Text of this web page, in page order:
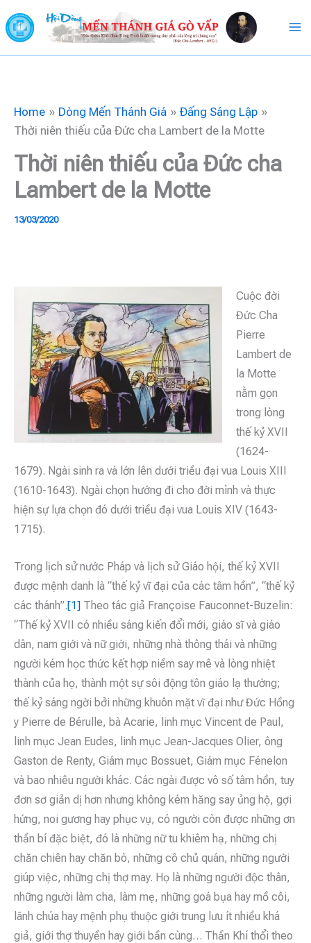
to
content
Home Dòng Mến Thánh Giá
Đấng Sáng Lập
Thời niên thiếu của Đức cha Lambert de la Motte
Thời niên thiếu của Đức cha
Lambert de la Motte
13/03/2020
Cuộc đời
Đức Cha
Pierre
Lambert de
la Motte
nằm gọn
trong lòng
thế kỷ XVII
(1624-
1679). Ngài sinh ra và lớn lên dưới triều đại vua Louis XIII
(1610-1643). Ngài chọn hướng đi cho đời mình và thực
hiện sự lựa chọn đó dưới triều đại vua Louis XIV (1643-
1715).
Trong lịch sử nước Pháp và lịch sử Giáo hội, thế kỷ XVII
được mệnh danh là “thế kỷ vĩ đại của các tâm hồn”, “thế kỷ
các thánh”.[1] Theo tác giả Françoise Fauconnet-Buzelin:
“Thế kỷ XVII có nhiều sáng kiến đổi mới, giáo sĩ và giáo
dân, nam giới và nữ giới, những nhà thông thái và những
người kém học thức kết hợp niềm say mê và lòng nhiệt
thành của họ, thành một sự sôi động tôn giáo lạ thường;
thế kỷ sáng ngời bởi những khuôn mặt vĩ đại như Đức Hồng
y Pierre de Bérulle, bà Acarie, linh mục Vincent de Paul,
linh mục Jean Eudes, linh mục Jean-Jacques Olier, ông
Gaston de Renty, Giám mục Bossuet, Giám mục Fénelon
và bao nhiêu người khác. Các ngài được vô số tâm hồn, tuy
đơn sơ giản dị hơn nhưng không kém hăng say ủng hộ, gợi
hứng, noi gương hay phục vụ, có người còn được những ơn
thần bí đặc biệt, đó là những nữ tu khiêm hạ, những chị
chăn chiên hay chăn bò, những cô chủ quán, những người
giúp việc, những chị thợ may. Họ là những người độc thân,
những người làm cha, làm mẹ, những goá bụa hay mồ côi,
lãnh chúa hay mệnh phụ thuộc giới trung lưu ít nhiều khá
giả, giới thợ thuyền hay giới bần cùng… Thần Khí thổi theo